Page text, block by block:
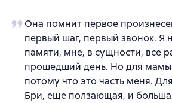
Она помнит первое
первый шаг, первый звонок. Я
памяти, мне, в сущности, все
прошедший день. Но для мамы
потому что это часть меня.
Бри, еще ползающая, и